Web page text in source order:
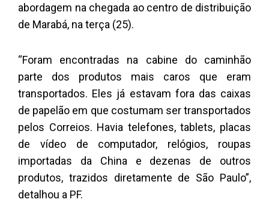
abordagem na chegada ao centro de distribuição
de Marabá, na terça (25).
“Foram encontradas na cabine do caminhão
parte dos produtos mais caros que eram
transportados. Eles já estavam fora das caixas
de papelão em que costumam ser transportados
pelos Correios. Havia telefones, tablets, placas
de vídeo de computador, relógios, roupas
importadas da China e dezenas de outros
produtos, trazidos diretamente de São Paulo”,
detalhou a PF.